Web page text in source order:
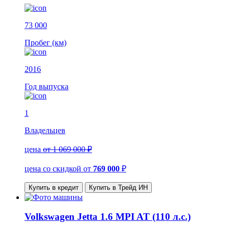
73 000
Пробег (км)
2016
Год выпуска
1
Владельцев
цена от 1 069 000 ₽
цена со скидкой от 769 000 ₽
Купить в кредит Купить в Трейд ИН
Volkswagen Jetta 1.6 MPI AT (110 л.с.)